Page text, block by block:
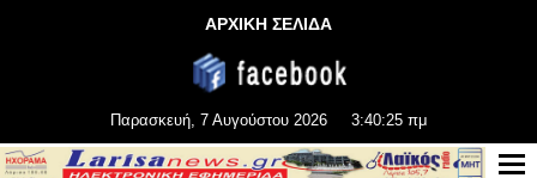
ΑΡΧΙΚΗ ΣΕΛΙΔΑ
Παρασκευή, 7 Αυγούστου 2026 3:40:27 πμ